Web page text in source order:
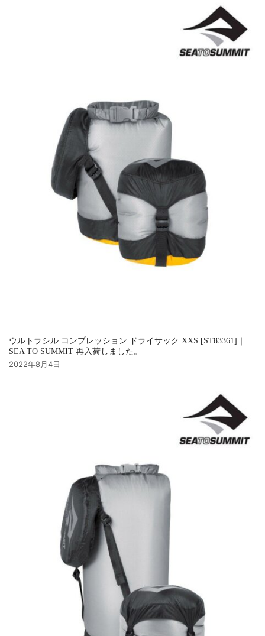
ウルトラシル コンプレッション ドライサック XXS [ST83361]｜
SEA TO SUMMIT 再入荷しました。
2022年8月4日